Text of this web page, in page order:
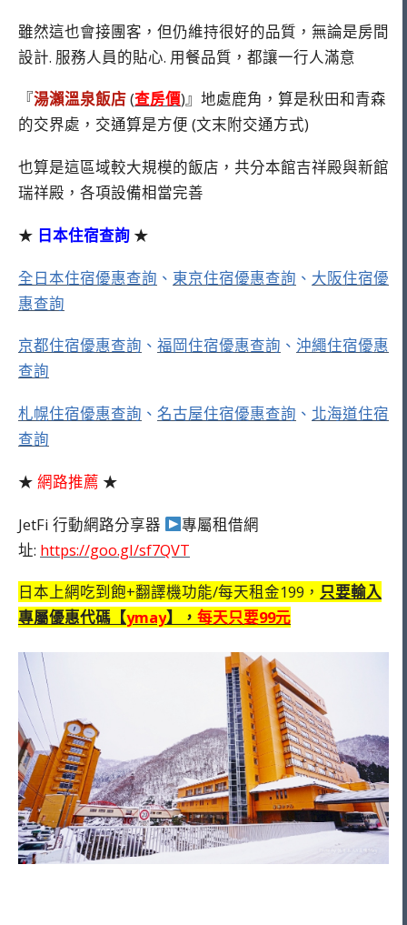
雖然這也會接團客，但仍維持很好的品質，無論是房間
設計. 服務人員的貼心. 用餐品質，都讓一行人滿意
『湯瀨溫泉飯店(查房價)』地處鹿角，算是秋田和青森
的交界處，交通算是方便 (文末附交通方式)
也算是這區域較大規模的飯店，共分本館吉祥殿與新館
瑞祥殿，各項設備相當完善
★ 日本住宿查詢 ★
全日本住宿優惠查詢 、 東京住宿優惠查詢 、 大阪住宿優
惠查詢
京都住宿優惠查詢 、 福岡住宿優惠查詢 、 沖繩住宿優惠
查詢
札幌住宿優惠查詢 、 名古屋住宿優惠查詢 、 北海道住宿
查詢
★ 網路推薦 ★
JetFi 行動網路分享器
專屬租借網
址: https://goo.gl/sf7QVT
日本上網吃到飽+翻譯機功能/每天租金199， 只要輸入
專屬優惠代碼【ymay】， 每天只要99元